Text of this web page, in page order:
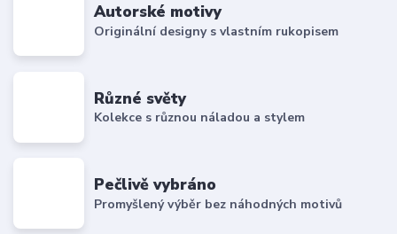
Autorské motivy
Originální designy s vlastním rukopisem
Různé světy
Kolekce s různou náladou a stylem
Pečlivě vybráno
Promyšlený výběr bez náhodných motivů